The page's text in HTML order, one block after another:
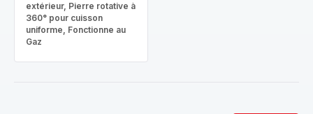
extérieur, Pierre rotative à
360° pour cuisson
uniforme, Fonctionne au
Gaz